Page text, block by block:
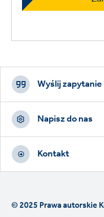
Footer
CTAs
Wyślij zapytanie
Napisz do nas
Kontakt
© 2025 Prawa autorskie